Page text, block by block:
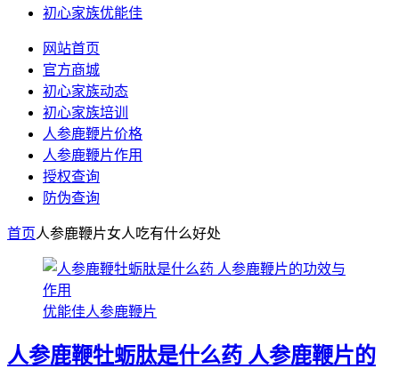
初心家族优能佳
网站首页
官方商城
初心家族动态
初心家族培训
人参鹿鞭片价格
人参鹿鞭片作用
授权查询
防伪查询
首页人参鹿鞭片女人吃有什么好处
优能佳人参鹿鞭片
人参鹿鞭牡蛎肽是什么药 人参鹿鞭片的